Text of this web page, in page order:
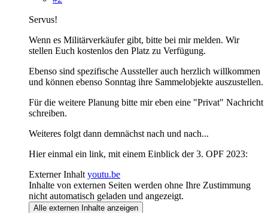
Servus!
Wenn es Militärverkäufer gibt, bitte bei mir melden. Wir
stellen Euch kostenlos den Platz zu Verfügung.
Ebenso sind spezifische Aussteller auch herzlich willkommen
und können ebenso Sonntag ihre Sammelobjekte auszustellen.
Für die weitere Planung bitte mir eben eine "Privat" Nachricht
schreiben.
Weiteres folgt dann demnächst nach und nach...
Hier einmal ein link, mit einem Einblick der 3. OPF 2023:
Externer Inhalt youtu.be
Inhalte von externen Seiten werden ohne Ihre Zustimmung
nicht automatisch geladen und angezeigt.
Alle externen Inhalte anzeigen